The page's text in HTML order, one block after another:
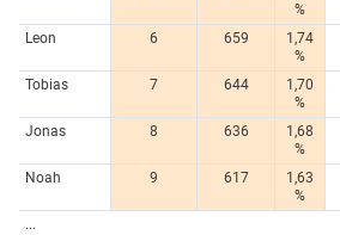
%
Leon
6 659
1,74
%
Tobias
7 644
1,70
%
Jonas
8 636
1,68
%
Noah
9 617
1,63
%
...